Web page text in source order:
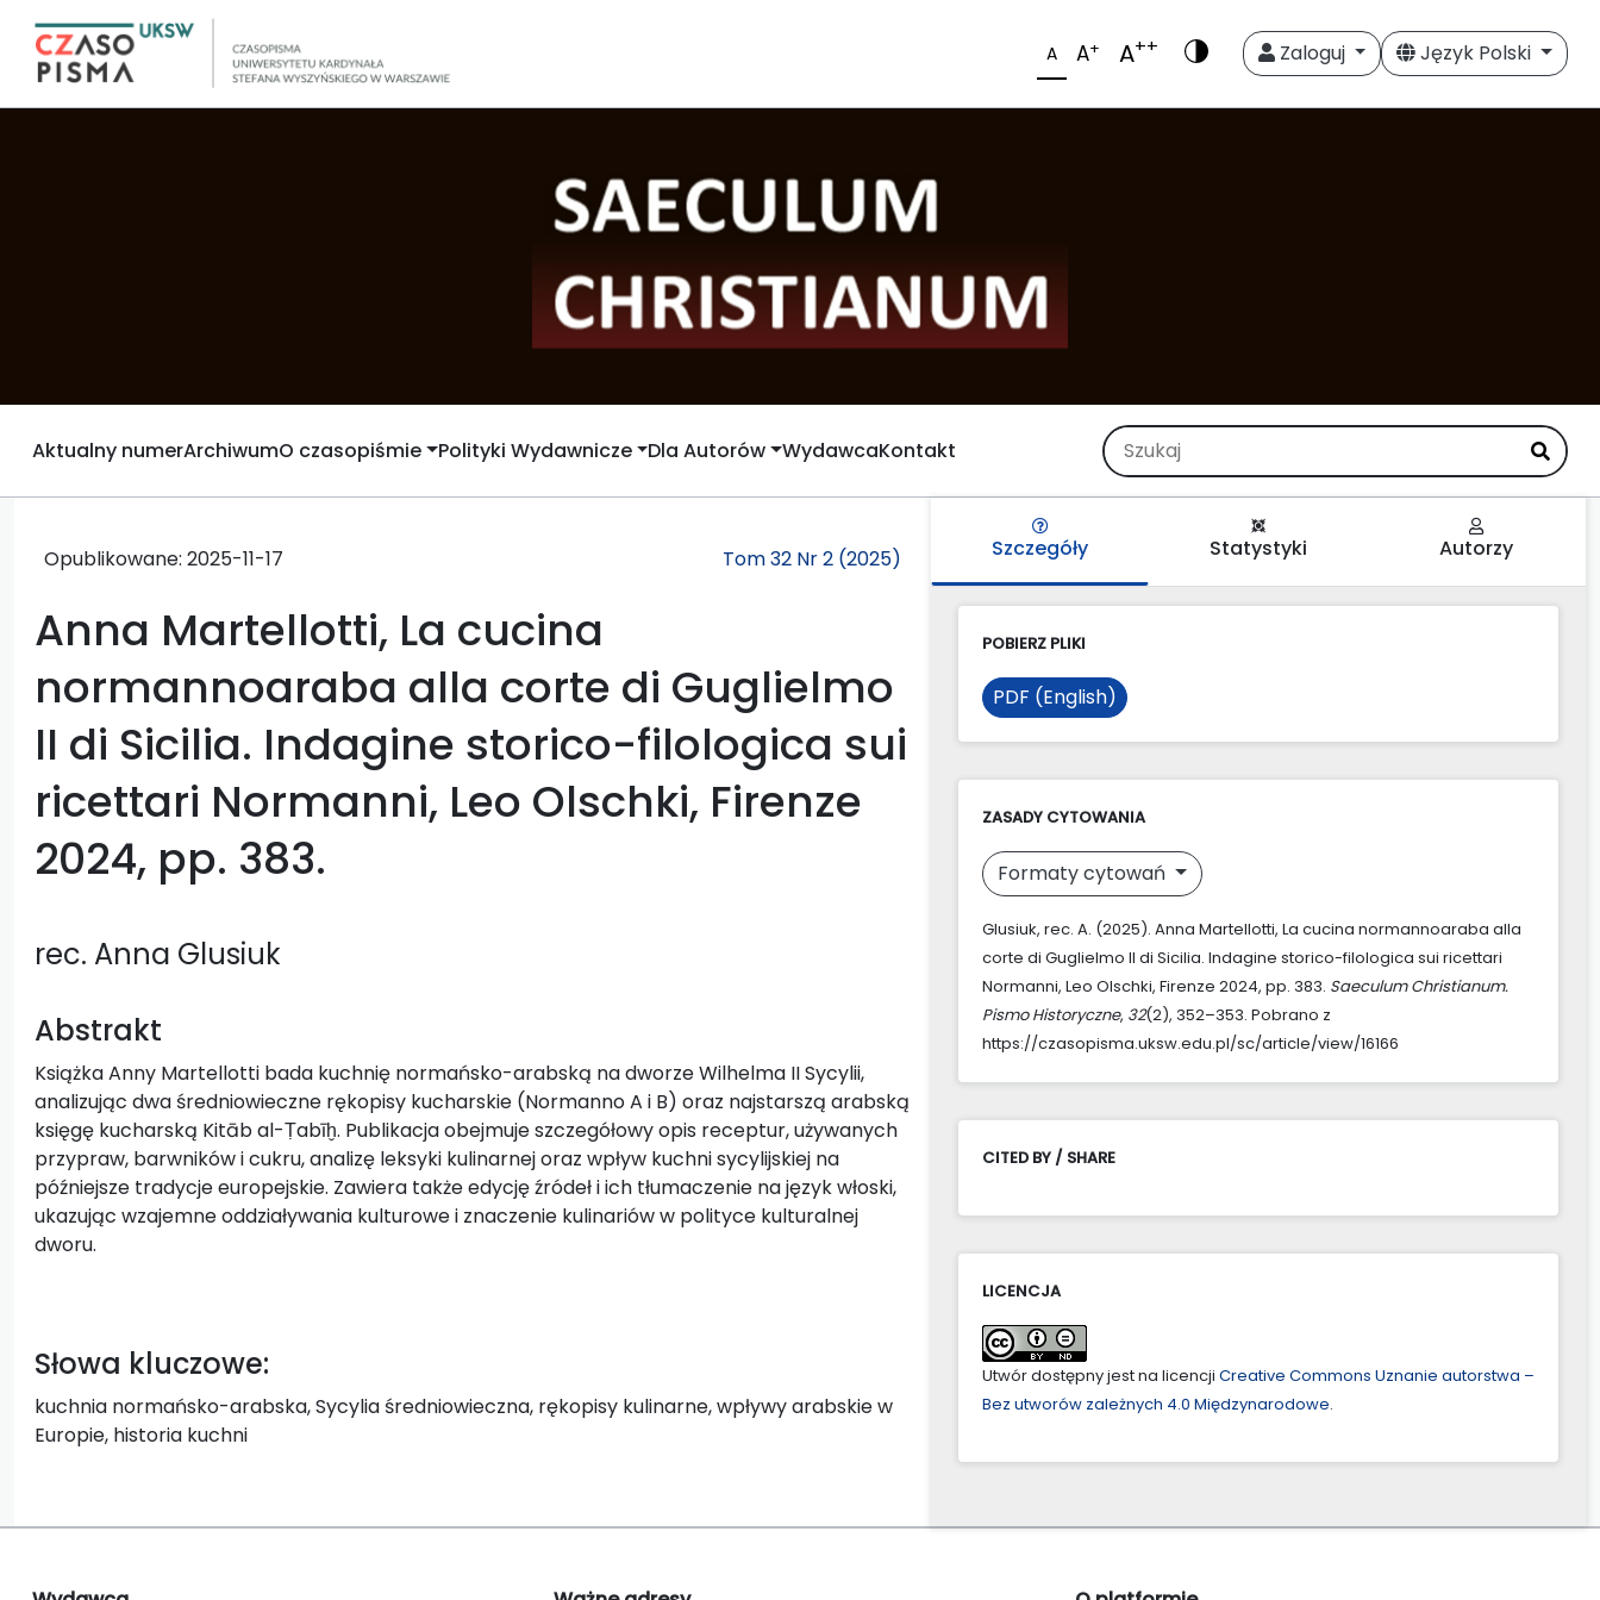
A A+ A++ Zaloguj Język Polski
Aktualny numerArchiwumO czasopiśmie Polityki Wydawnicze Dla Autorów WydawcaKontakt
Opublikowane: 2025-11-17 Tom 32 Nr 2 (2025)
Anna Martellotti, La cucina
normannoaraba alla corte di Guglielmo
II di Sicilia. Indagine storico-filologica sui
ricettari Normanni, Leo Olschki, Firenze
2024, pp. 383.
rec. Anna Glusiuk
Abstrakt
Książka Anny Martellotti bada kuchnię normańsko-arabską na dworze Wilhelma II Sycylii,
analizując dwa średniowieczne rękopisy kucharskie (Normanno A i B) oraz najstarszą arabską
księgę kucharską Kitāb al-Ṭabīḫ. Publikacja obejmuje szczegółowy opis receptur, używanych
przypraw, barwników i cukru, analizę leksyki kulinarnej oraz wpływ kuchni sycylijskiej na
późniejsze tradycje europejskie. Zawiera także edycję źródeł i ich tłumaczenie na język włoski,
ukazując wzajemne oddziaływania kulturowe i znaczenie kulinariów w polityce kulturalnej
dworu.
Słowa kluczowe:
kuchnia normańsko-arabska, Sycylia średniowieczna, rękopisy kulinarne, wpływy arabskie w
Europie, historia kuchni
Szczegóły Statystyki Autorzy
POBIERZ PLIKI
PDF (English)
ZASADY CYTOWANIA
Formaty cytowań
Glusiuk, rec. A. (2025). Anna Martellotti, La cucina normannoaraba alla
corte di Guglielmo II di Sicilia. Indagine storico-filologica sui ricettari
Normanni, Leo Olschki, Firenze 2024, pp. 383. Saeculum Christianum.
Pismo Historyczne, 32(2), 352–353. Pobrano z
https://czasopisma.uksw.edu.pl/sc/article/view/16166
CITED BY / SHARE
LICENCJA
Utwór dostępny jest na licencji Creative Commons Uznanie autorstwa –
Bez utworów zależnych 4.0 Międzynarodowe.